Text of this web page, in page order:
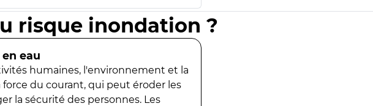
risque inondation ?
eau
humaines, l'environnement et la
du courant, qui peut éroder les
la sécurité des personnes. Les